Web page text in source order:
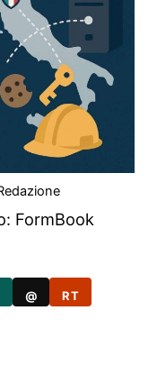
FormBook
@ RT